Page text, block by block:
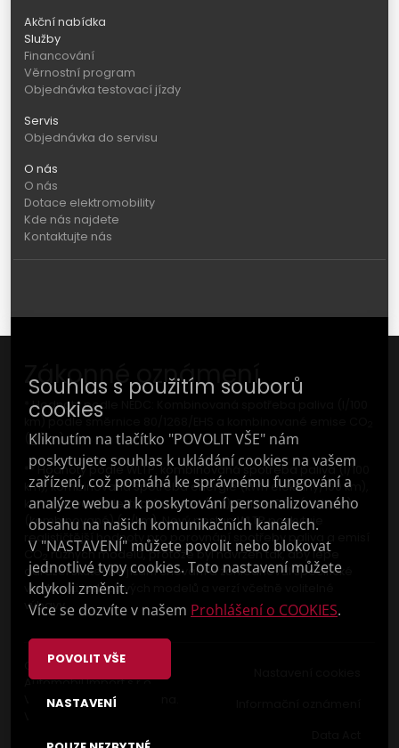
Akční nabídka
Služby
Financování
Věrnostní program
Objednávka testovací jízdy
Servis
Objednávka do servisu
O nás
O nás
Dotace elektromobility
Kde nás najdete
Kontaktujte nás
Zákonné oznámení
* Hodnoty podle NEDC: Kombinovaná spotřeba paliva (l/100
km) podle směrnice 80/1268/EHS a kombinované emise CO
(g/km).
** Hodnoty podle WLTP: kombinovaná spotřeba paliva (l/100
km), kombinovaná spotřeba energie (kWh elektřiny/100 km),
kombinovaný elektrický dojezd (km); Emise CO2(vážené)
(kombinované) (g/km). Nový postup WLTP poskytuje
realističtější hodnoty pro porovnání spotřeby paliva a emisí
CO
různých modelů, protože byl navržen tak, aby lépe
odrážel skutečné jízdní chování a zohledňoval specifické
vlastnosti jednotlivých modelů a verzí včetně volitelné
výbavy.
Copyright © 2023 F
Automobil Import s.r.o.
Všechna práva vyhrazena.
Souhlas s použitím souborů
cookies
Kliknutím na tlačítko "POVOLIT VŠE" nám
poskytujete souhlas k ukládání cookies na vašem
zařízení, což pomáhá ke správnému fungování a
analýze webu a k poskytování personalizovaného
obsahu na našich komunikačních kanálech.
V "NASTAVENÍ" můžete povolit nebo blokovat
jednotlivé typy cookies. Toto nastavení můžete
kdykoli změnit.
Více se dozvíte v našem Prohlášení o COOKIES.
POVOLIT VŠE
NASTAVENÍ